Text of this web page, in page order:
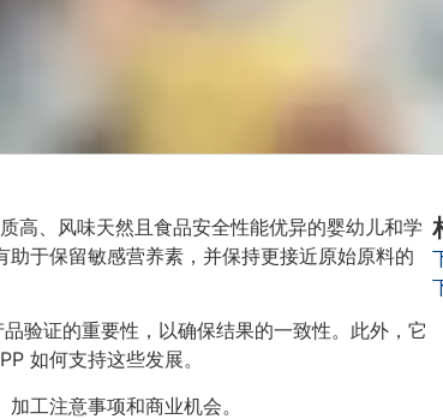
高、风味天然且食品安全性能优异的婴幼儿和学
于保留敏感营养素，并保持更接近原始原料的
验证的重要性，以确保结果的一致性。此外，它
如何支持这些发展。
工注意事项和商业机会。